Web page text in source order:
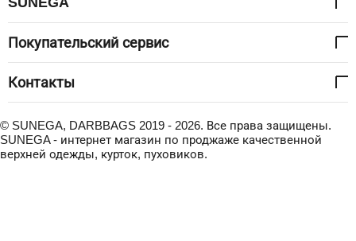
Покупательский сервис
Контакты
© SUNEGA, DARBBAGS 2019 - 2026. Все права защищены.
SUNEGA - интернет магазин по проджаже качественной
верхней одежды, курток, пуховиков.